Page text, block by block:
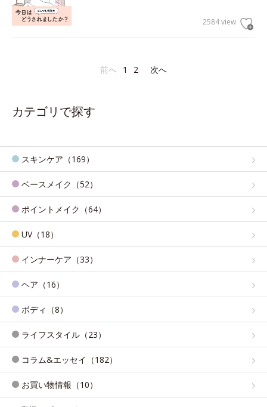
2584 view
前へ 1 2 次へ
カテゴリで探す
スキンケア（169）
ベースメイク（52）
ポイントメイク（64）
UV（18）
インナーケア（33）
ヘア（16）
ボディ（8）
ライフスタイル（23）
コラム&エッセイ（182）
お買い物情報（10）